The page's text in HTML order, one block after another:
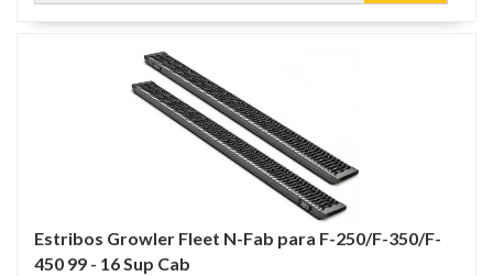
Estribos Growler Fleet N-Fab para F-250/F-350/F-
450 99 - 16 Sup Cab